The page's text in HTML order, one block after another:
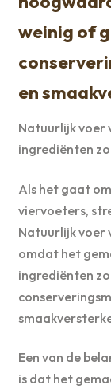
weinig of
en
Natuurlijk voer
ingrediënten
Als het gaat
viervoeters,
Natuurlijk voer
omdat het
ingrediënten
Een van de
is dat het